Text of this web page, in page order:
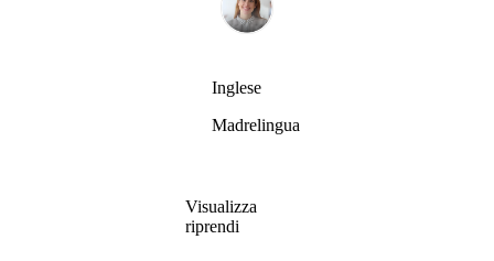
Inglese
Madrelingua
Visualizza
riprendi